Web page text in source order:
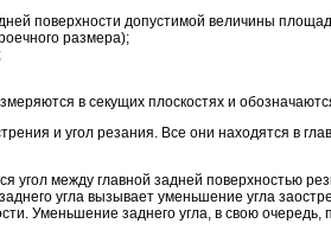
поверхности допустимой величины
размера);
в секущих плоскостях и
и угол резания. Все они находятся в
угол между главной задней поверхностью
угла вызывает уменьшение угла
Уменьшение заднего угла, в свою очередь,